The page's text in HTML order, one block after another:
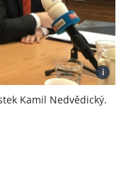
i
Kamil Nedvědický.